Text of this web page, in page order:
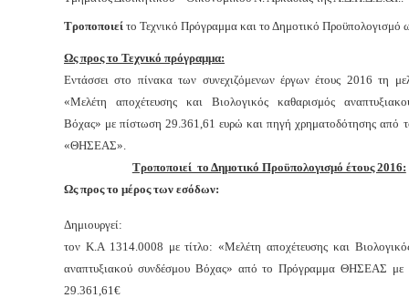
Τροποποιεί το Τεχνικό Πρόγραμμα και το Δημοτικό Προϋπολογισμό
Ως προς το Τεχνικό πρόγραμμα:
Εντάσσει στο πίνακα των συνεχιζόμενων έργων έτους 2016 τη
«Μελέτη αποχέτευσης και Βιολογικός καθαρισμός
Βόχας» με πίστωση 29.361,61 ευρώ και πηγή χρηματοδότησης από
«ΘΗΣΕΑΣ».
Τροποποιεί το Δημοτικό Προϋπολογισμό έτους 2016:
Ως προς το μέρος των εσόδων:
Δημιουργεί:
τον Κ.Α 1314.0008 με τίτλο: «Μελέτη αποχέτευσης και
αναπτυξιακού συνδέσμου Βόχας» από το Πρόγραμμα ΘΗΣΕΑΣ
29.361,61€